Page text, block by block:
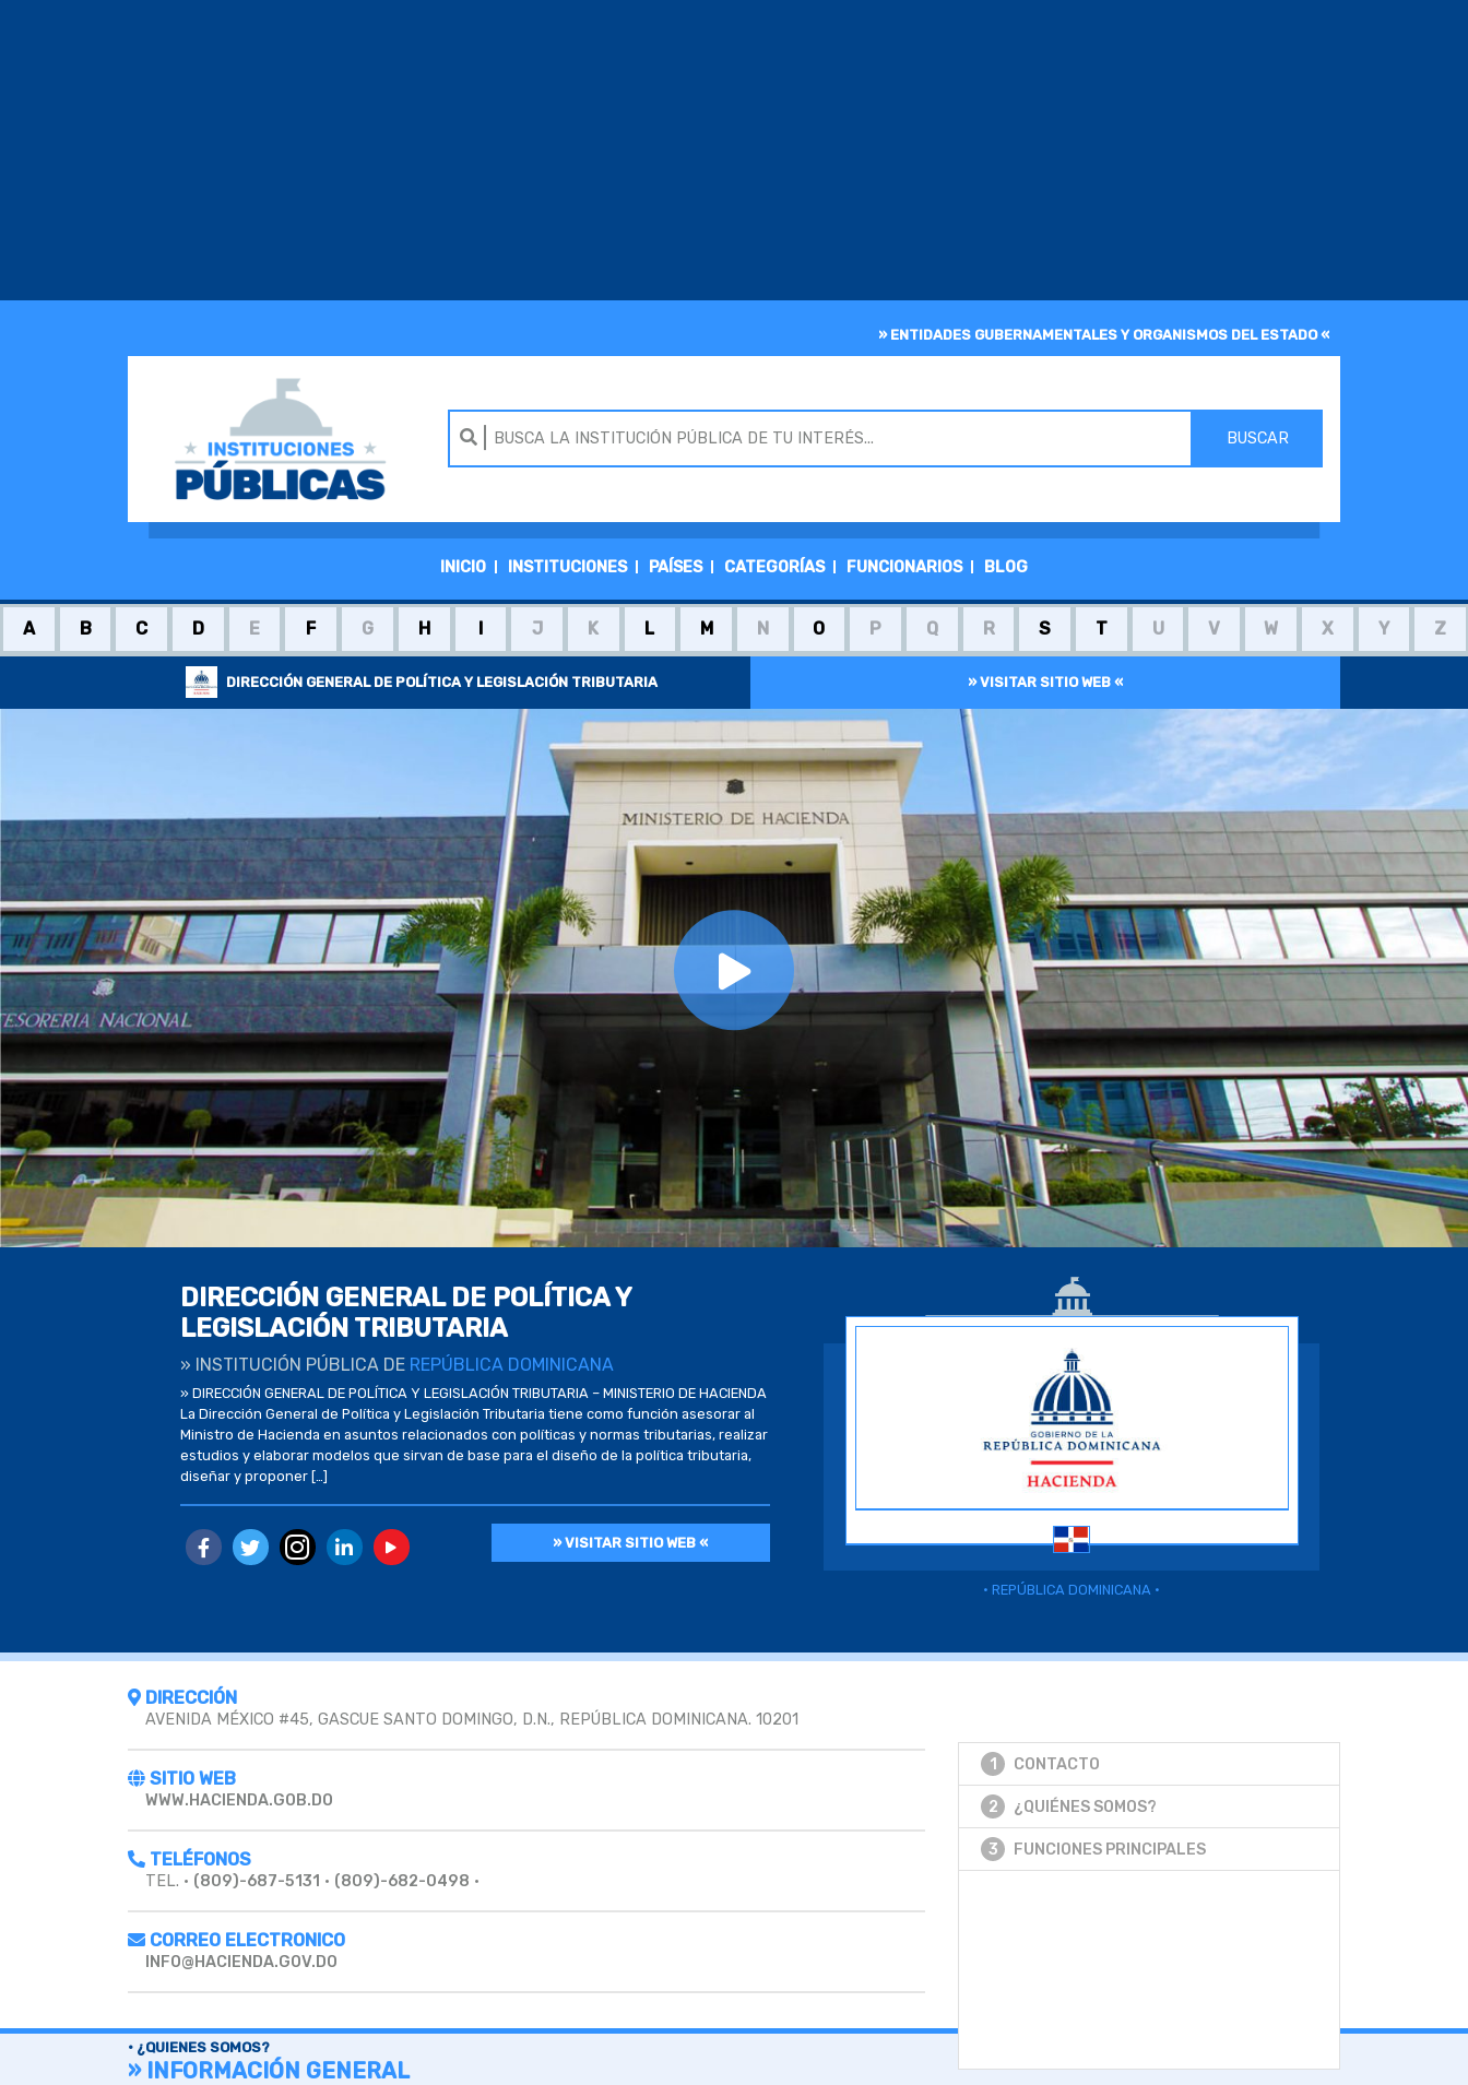
» ENTIDADES GUBERNAMENTALES Y ORGANISMOS DEL ESTADO «
BUSCAR
INICIO INSTITUCIONES PAÍSES CATEGORÍAS FUNCIONARIOS BLOG
A B C D E F G H I J K L M N O P Q R S T U V W X Y Z
DIRECCIÓN GENERAL DE POLÍTICA Y LEGISLACIÓN TRIBUTARIA » VISITAR SITIO WEB «
DIRECCIÓN GENERAL DE POLÍTICA Y
LEGISLACIÓN TRIBUTARIA
» INSTITUCIÓN PÚBLICA DE REPÚBLICA DOMINICANA
» DIRECCIÓN GENERAL DE POLÍTICA Y LEGISLACIÓN TRIBUTARIA – MINISTERIO DE HACIENDA
La Dirección General de Política y Legislación Tributaria tiene como función asesorar al
Ministro de Hacienda en asuntos relacionados con políticas y normas tributarias, realizar
estudios y elaborar modelos que sirvan de base para el diseño de la política tributaria,
diseñar y proponer […]
» VISITAR SITIO WEB «
• REPÚBLICA DOMINICANA •
1 CONTACTO
2 ¿QUIÉNES SOMOS?
3 FUNCIONES PRINCIPALES
DIRECCIÓN
AVENIDA MÉXICO #45, GASCUE SANTO DOMINGO, D.N., REPÚBLICA DOMINICANA. 10201
SITIO WEB
WWW.HACIENDA.GOB.DO
TELÉFONOS
TEL. • (809)-687-5131 • (809)-682-0498 •
CORREO ELECTRONICO
INFO@HACIENDA.GOV.DO
• ¿QUIENES SOMOS?
» INFORMACIÓN GENERAL